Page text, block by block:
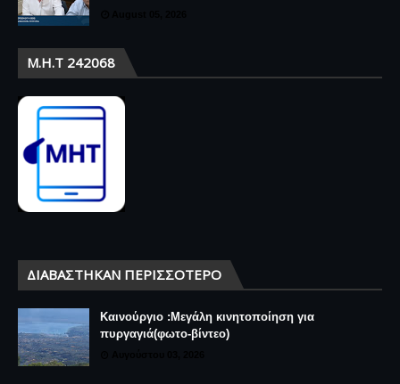
Μ.Η.Τ 242068
ΔΙΑΒΆΣΤΗΚΑΝ ΠΕΡΙΣΣΌΤΕΡΟ
Καινούργιο :Μεγάλη κινητοποίηση για
πυργαγιά(φωτο-βίντεο)